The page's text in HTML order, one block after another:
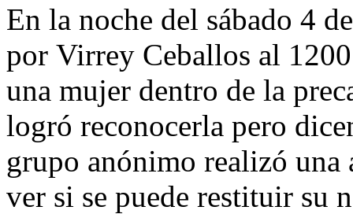
En la noche del sábado 4
por Virrey Ceballos al
una mujer dentro de la
logró reconocerla pero
grupo anónimo realizó
ver si se puede restituir su